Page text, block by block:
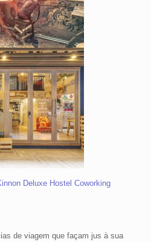
Deluxe Hostel Coworking
de viagem que façam jus à sua